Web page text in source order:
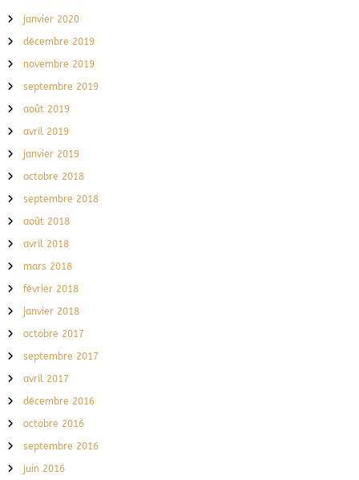
janvier 2020
décembre 2019
novembre 2019
septembre 2019
août 2019
avril 2019
janvier 2019
octobre 2018
septembre 2018
août 2018
avril 2018
mars 2018
février 2018
janvier 2018
octobre 2017
septembre 2017
avril 2017
décembre 2016
octobre 2016
septembre 2016
juin 2016